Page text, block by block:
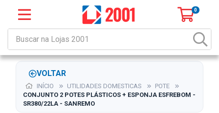
0
VOLTAR
INÍCIO UTILIDADES DOMESTICAS
POTE
CONJUNTO 2 POTES PLÁSTICOS + ESPONJA ESFREBOM -
SR380/22LA - SANREMO